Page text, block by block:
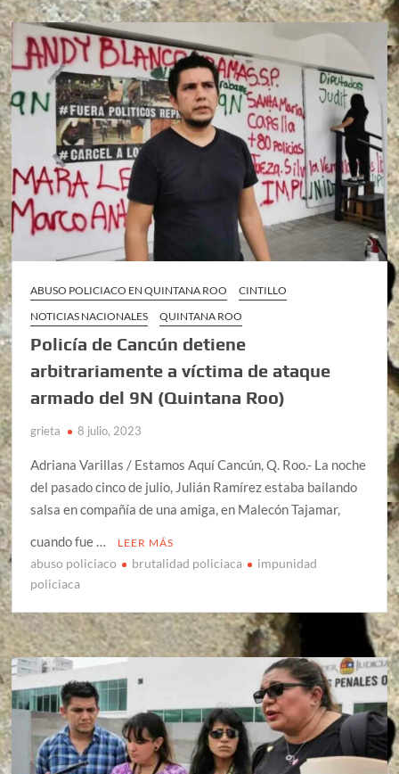
ABUSO POLICIACO EN QUINTANA ROO
CINTILLO
NOTICIAS NACIONALES
QUINTANA ROO
Policía de Cancún detiene
arbitrariamente a víctima de ataque
armado del 9N (Quintana Roo)
grieta 8 julio, 2023
Adriana Varillas / Estamos Aquí Cancún, Q. Roo.- La noche
del pasado cinco de julio, Julián Ramírez estaba bailando
salsa en compañía de una amiga, en Malecón Tajamar,
cuando fue …
LEER MÁS
abuso policiaco brutalidad policiaca
impunidad
policiaca